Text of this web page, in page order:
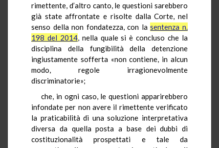
rimettente, d’altro canto, le questioni sarebbero
già state affrontate e risolte dalla Corte, nel
senso della non fondatezza, con lasentenza n.
198 del 2014, nella quale si è concluso che la
disciplina della fungibilità della detenzione
ingiustamente sofferta «non contiene, in alcun
modo, regole irragionevolmente
discriminatorie»;
che, in ogni caso, le questioni apparirebbero
infondate per non avere il rimettente verificato
la praticabilità di una soluzione interpretativa
diversa da quella posta a base dei dubbi di
costituzionalità prospettati e tale da